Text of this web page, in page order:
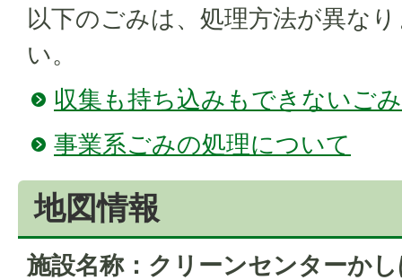
以下のごみは、処理方法が異な
い。
収集も持ち込みもできないごみ
事業系ごみの処理について
地図情報
施設名称：クリーンセンターか